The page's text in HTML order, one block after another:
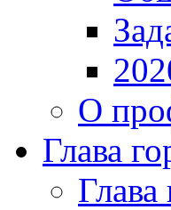
О
Глава
Глава